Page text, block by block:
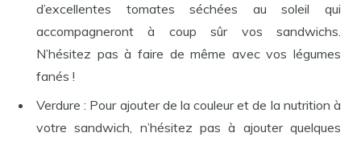
d’excellentes tomates séchées au soleil qui
accompagneront à coup sûr vos sandwichs.
N’hésitez pas à faire de même avec vos légumes
fanés !
Verdure : Pour ajouter de la couleur et de la nutrition à
votre sandwich, n’hésitez pas à ajouter quelques